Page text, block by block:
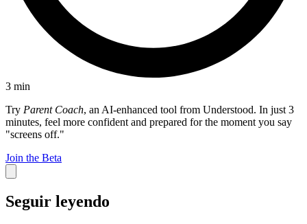
3 min
Try Parent Coach, an AI-enhanced tool from Understood. In just 3
minutes, feel more confident and prepared for the moment you say
"screens off."
Join the Beta
Seguir leyendo